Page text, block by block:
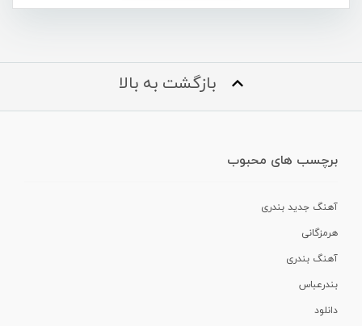
بازگشت به بالا
برچسب های محبوب
آهنگ جدید بندری
هرمزگانی
آهنگ بندری
بندرعباس
دانلود